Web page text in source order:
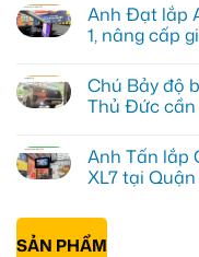
lắp
màn
hình
cho
Honda
CR-
Quận
12
bình
luận
ở
lắp
Màn
hình
Minio
Green
cho
Quận
Anh Đạt lắp
1, nâng cấp
bình
luận
ở
lắp
Android
box
Quận
Chú Bảy độ
Thủ Đức
bình
luận
ở
bi
Anh Tấn lắp
XL7 tại
có
luận
SẢN PHẨM